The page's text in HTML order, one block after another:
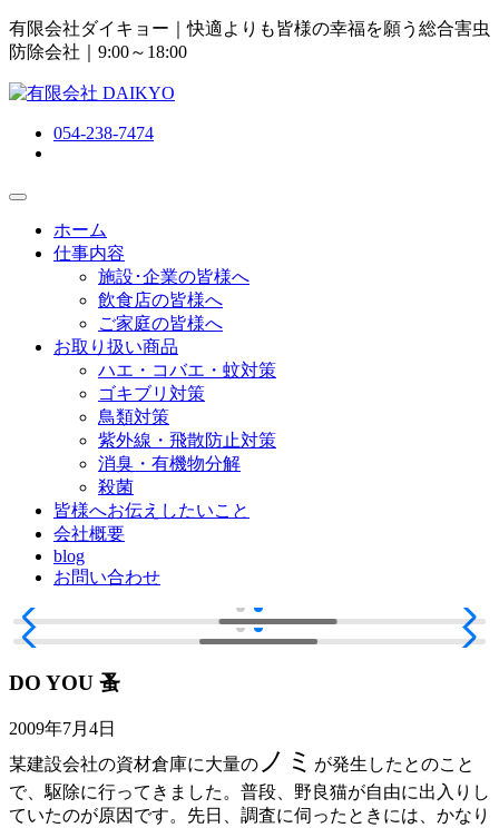
有限会社ダイキョー｜快適よりも皆様の幸福を願う総合害虫
防除会社 ｜9:00～18:00
054-238-7474
ホーム
仕事内容
施設･企業の皆様へ
飲食店の皆様へ
ご家庭の皆様へ
お取り扱い商品
ハエ・コバエ・蚊対策
ゴキブリ対策
鳥類対策
紫外線・飛散防止対策
消臭・有機物分解
殺菌
皆様へお伝えしたいこと
会社概要
blog
お問い合わせ
DO YOU 蚤
2009年7月4日
某建設会社の資材倉庫に大量の ノミ が発生したとのこと
で、駆除に行ってきました。普段、野良猫が自由に出入りし
ていたのが原因です。先日、調査に伺ったときには、かなり